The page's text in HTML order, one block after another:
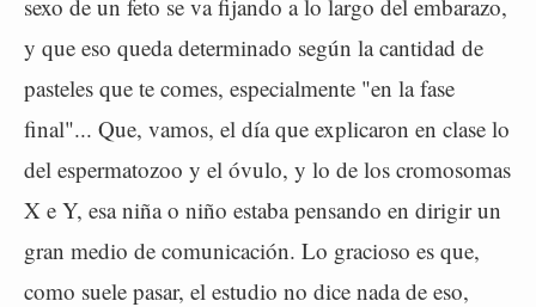
sexo de un feto se va fijando a lo largo del embarazo,
y que eso queda determinado según la cantidad de
pasteles que te comes, especialmente "en la fase
final"... Que, vamos, el día que explicaron en clase lo
del espermatozoo y el óvulo, y lo de los cromosomas
X e Y, esa niña o niño estaba pensando en dirigir un
gran medio de comunicación. Lo gracioso es que,
como suele pasar, el estudio no dice nada de eso,